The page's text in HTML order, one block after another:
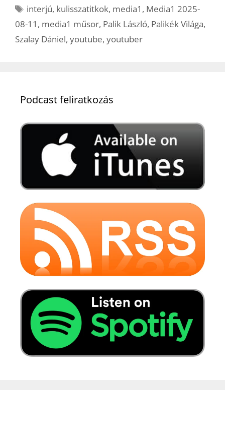
Címkék
interjú, kulisszatitkok, media1 , Media1 2025-
08-11 , media1 műsor, Palik László, Palikék Világa,
Szalay Dániel, youtube, youtuber
Podcast feliratkozás